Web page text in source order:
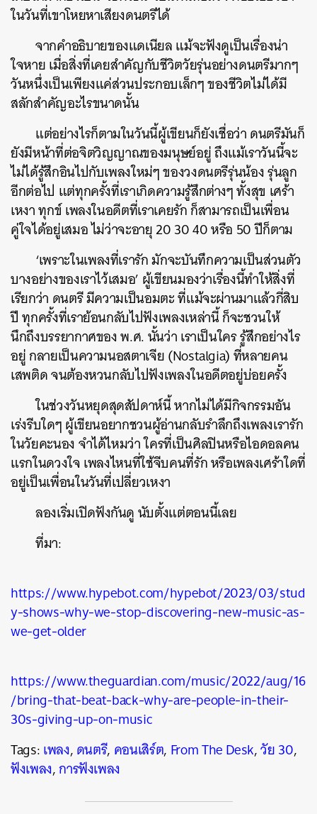
ในวันที่เขาโหยหาเสียงดนตรีได้
จากคำอธิบายของแดเนียล แม้จะฟังดูเป็นเรื่องน่า
ใจหาย เมื่อสิ่งที่เคยสำคัญกับชีวิตวัยรุ่นอย่างดนตรีมากๆ
วันหนึ่งเป็นเพียงแค่ส่วนประกอบเล็กๆ ของชีวิตไม่ได้มี
สลักสำคัญอะไรขนาดนั้น
แต่อย่างไรก็ตามในวันนี้ผู้เขียนก็ยังเชื่อว่า ดนตรีมันก็
ยังมีหน้าที่ต่อจิตวิญญาณของมนุษย์อยู่ ถึงแม้เราวันนี้จะ
ไม่ได้รู้สึกอินไปกับเพลงใหม่ๆ ของวงดนตรีรุ่นน้อง รุ่นลูก
อีกต่อไป แต่ทุกครั้งที่เราเกิดความรู้สึกต่างๆ ทั้งสุข เศร้า
เหงา ทุกข์ เพลงในอดีตที่เราเคยรัก ก็สามารถเป็นเพื่อน
คู่ใจได้อยู่เสมอ ไม่ว่าจะอายุ 20 30 40 หรือ 50 ปีก็ตาม
‘เพราะในเพลงที่เรารัก มักจะบันทึกความเป็นส่วนตัว
บางอย่างของเราไว้เสมอ’ ผู้เขียนมองว่าเรื่องนี้ทำให้สิ่งที่
เรียกว่า ดนตรี มีความเป็นอมตะ ที่แม้จะผ่านมาแล้วกี่สิบ
ปี ทุกครั้งที่เราย้อนกลับไปฟังเพลงเหล่านี้ ก็จะชวนให้
นึกถึงบรรยากาศของ พ.ศ. นั้นว่า เราเป็นใคร รู้สึกอย่างไร
อยู่ กลายเป็นความนอสตาเจีย (Nostalgia) ที่หลายคน
เสพติด จนต้องหวนกลับไปฟังเพลงในอดีตอยู่บ่อยครั้ง
ในช่วงวันหยุดสุดสัปดาห์นี้ หากไม่ได้มีกิจกรรมอัน
เร่งรีบใดๆ ผู้เขียนอยากชวนผู้อ่านกลับรำลึกถึงเพลงเรารัก
ในวัยคะนอง จำได้ไหมว่า ใครที่เป็นศิลปินหรือไอดอลคน
แรกในดวงใจ เพลงไหนที่ใช้จีบคนที่รัก หรือเพลงเศร้าใดที่
อยู่เป็นเพื่อนในวันที่เปลี่ยวเหงา
ลองเริ่มเปิดฟังกันดู นับตั้งแต่ตอนนี้เลย
ที่มา:
https://www.hypebot.com/hypebot/2023/03/stud
y-shows-why-we-stop-discovering-new-music-as-
we-get-older
https://www.theguardian.com/music/2022/aug/16
/bring-that-beat-back-why-are-people-in-their-
30s-giving-up-on-music
Tags:เพลง,ดนตรี, คอนเสิร์ต, From The Desk,วัย 30,
ฟังเพลง,การฟังเพลง
ค้นหา
SHARE TWEET LINE EMAIL